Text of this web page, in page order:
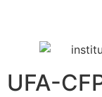
UFA-